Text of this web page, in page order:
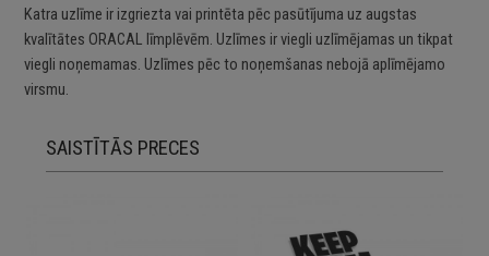
Katra uzlīme ir izgriezta vai printēta pēc pasūtījuma uz augstas
kvalītātes ORACAL līmplēvēm. Uzlīmes ir viegli uzlīmējamas un tikpat
viegli noņemamas. Uzlīmes pēc to noņemšanas nebojā aplīmējamo
virsmu.
SAISTĪTĀS PRECES